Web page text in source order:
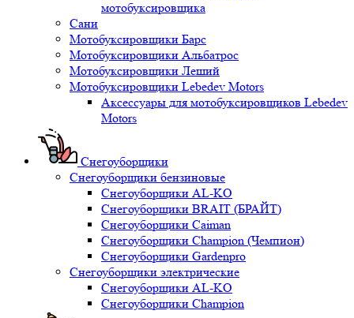
мотобуксировщика
Сани
Мотобуксировщики Барс
Мотобуксировщики Альбатрос
Мотобуксировщики Леший
Мотобуксировщики Lebedev Motors
Аксессуары для мотобуксировщиков Lebedev
Motors
Снегоуборщики
Снегоуборщики бензиновые
Снегоуборщики AL-KO
Снегоуборщики BRAIT (БРАЙТ)
Снегоуборщики Caiman
Снегоуборщики Champion (Чемпион)
Снегоуборщики Gardenpro
Снегоуборщики электрические
Снегоуборщики AL-KO
Снегоуборщики Champion